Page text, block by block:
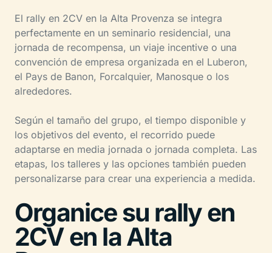
El rally en 2CV en la Alta Provenza se integra
perfectamente en un seminario residencial, una
jornada de recompensa, un viaje incentive o una
convención de empresa organizada en el Luberon,
el Pays de Banon, Forcalquier, Manosque o los
alrededores.
Según el tamaño del grupo, el tiempo disponible y
los objetivos del evento, el recorrido puede
adaptarse en media jornada o jornada completa. Las
etapas, los talleres y las opciones también pueden
personalizarse para crear una experiencia a medida.
Organice su rally en
2CV en la Alta